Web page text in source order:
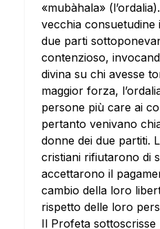
«mubàhala»
vecchia
due parti
contenzioso,
divina su chi avesse
maggior forza,
persone più care ai
pertanto venivano
donne dei due partiti.
cristiani rifiutarono di
accettarono il
cambio della loro
rispetto delle loro
Il Profeta sottoscrisse